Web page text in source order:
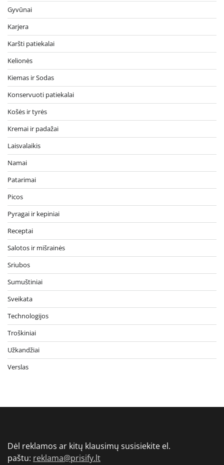
Gyvūnai
Karjera
Karšti patiekalai
Kelionės
Kiemas ir Sodas
Konservuoti patiekalai
Košės ir tyrės
Kremai ir padažai
Laisvalaikis
Namai
Patarimai
Picos
Pyragai ir kepiniai
Receptai
Salotos ir mišrainės
Sriubos
Sumuštiniai
Sveikata
Technologijos
Troškiniai
Užkandžiai
Verslas
Dėl reklamos ar kitų klausimų susisiekite el.
paštu: reklama@prisify.lt